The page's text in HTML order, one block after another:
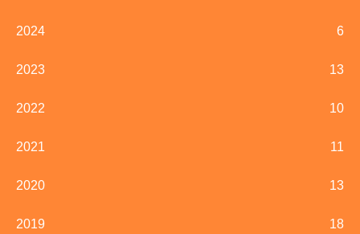
2024 6
2023 13
2022 10
2021 11
2020 13
2019 18